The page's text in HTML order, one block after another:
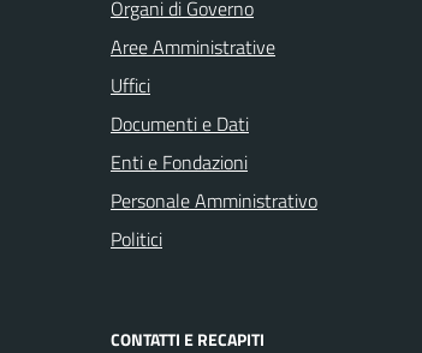
Organi di Governo
Aree Amministrative
Uffici
Documenti e Dati
Enti e Fondazioni
Personale Amministrativo
Politici
CONTATTI E RECAPITI